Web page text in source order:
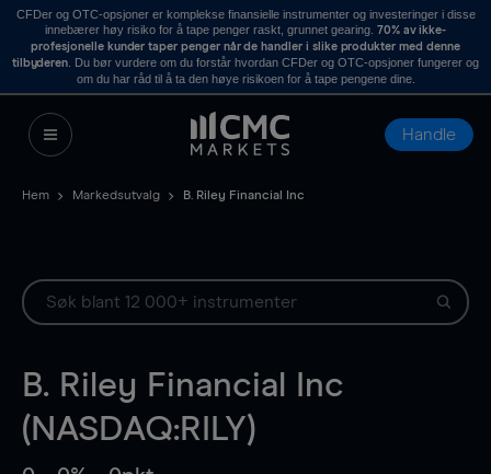
CFDer og OTC-opsjoner er komplekse finansielle instrumenter og investeringer i disse
innebærer høy risiko for å tape penger raskt, grunnet gearing. 70% av ikke-
profesjonelle kunder taper penger når de handler i slike produkter med denne
tilbyderen . Du bør vurdere om du forstår hvordan CFDer og OTC-opsjoner fungerer og
om du har råd til å ta den høye risikoen for å tape pengene dine.
Handle
Hem Markedsutvalg B. Riley Financial Inc
B. Riley Financial Inc
(NASDAQ:RILY)